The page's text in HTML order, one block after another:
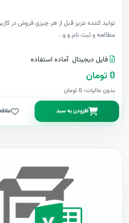
توليد کننده عزيز قبل از هر چیزی فروش در
مطالعه و ثبت نام و و..
فایل دیجیتال آماده استفاده
0 تومان
بدون مالیات: 0 تومان
افزودن به سبد